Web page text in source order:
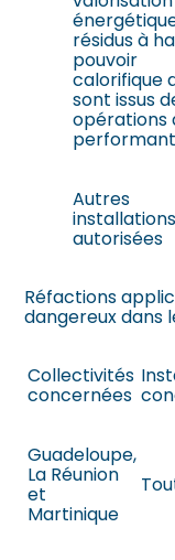
résidus à
pouvoir
calorifique
sont issus
opérations
Autres
installations
autorisées
Réfactions
dangereux dans
Collectivités
concernées
Guadeloupe,
La Réunion
et
Martinique